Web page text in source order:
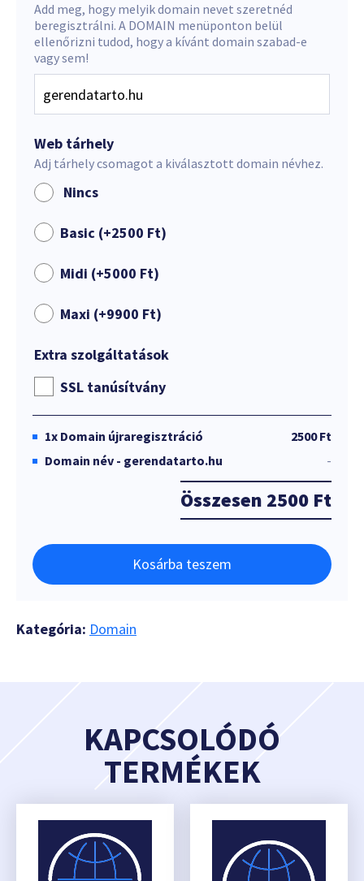
Add meg, hogy melyik domain nevet szeretnéd
beregisztrálni. A DOMAIN menüponton belül
ellenőrizni tudod, hogy a kívánt domain szabad-e
vagy sem!
Web tárhely
Adj tárhely csomagot a kiválasztott domain névhez.
Nincs
Basic (+2500 Ft)
Midi (+5000 Ft)
Maxi (+9900 Ft)
Extra szolgáltatások
SSL tanúsítvány
1x Domain újraregisztráció
2500 Ft
Domain név - gerendatarto.hu
-
Összesen 2500 Ft
Kosárba teszem
Kategória: Domain
KAPCSOLÓDÓ
TERMÉKEK